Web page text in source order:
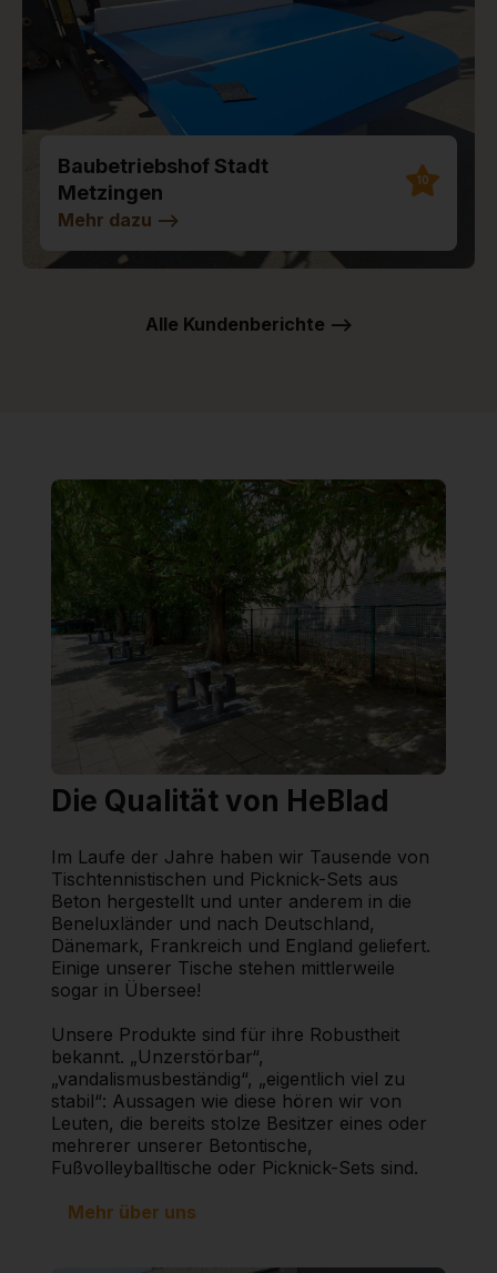
Baubetriebshof Stadt
Metzingen
10
Mehr dazu -->
Alle Kundenberichte -->
Die Qualität von HeBlad
Im Laufe der Jahre haben wir Tausende von
Tischtennistischen und Picknick-Sets aus
Beton hergestellt und unter anderem in die
Beneluxländer und nach Deutschland,
Dänemark, Frankreich und England geliefert.
Einige unserer Tische stehen mittlerweile
sogar in Übersee!
Unsere Produkte sind für ihre Robustheit
bekannt. „Unzerstörbar“,
„vandalismusbeständig“, „eigentlich viel zu
stabil“: Aussagen wie diese hören wir von
Leuten, die bereits stolze Besitzer eines oder
mehrerer unserer Betontische,
Fußvolleyballtische oder Picknick-Sets sind.
Mehr über uns